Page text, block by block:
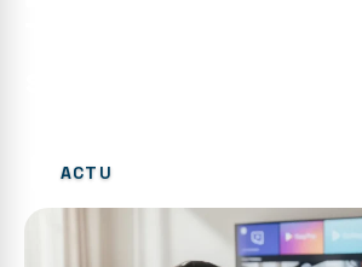
ACTU